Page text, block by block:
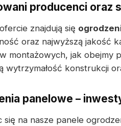
producenci
znajdują się
oraz najwyższą jakość
montażowych, jak obejmy
wytrzymałość konstrukcji
panelowe –
się na nasze panele